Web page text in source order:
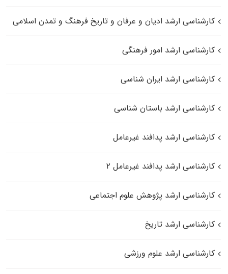
کارشناسی ارشد ادیان و عرفان و تاریخ فرهنگ و تمدن اسلامی
کارشناسی ارشد امور فرهنگی
کارشناسی ارشد ایران شناسی
کارشناسی ارشد باستان شناسی
کارشناسی ارشد پدافند غیرعامل
کارشناسی ارشد پدافند غیرعامل ۲
کارشناسی ارشد پژوهش علوم اجتماعی
کارشناسی ارشد تاریخ
کارشناسی ارشد علوم ورزشی